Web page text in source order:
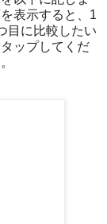
表示すると、1
目に比較したい
ップしてくだ